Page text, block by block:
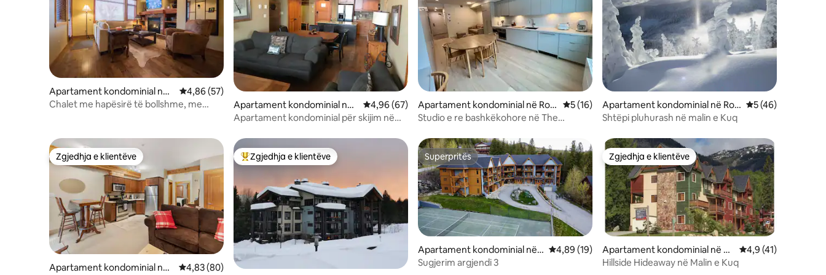
Apartament kondominial në
Rossland
Vlerësimi mesatar 4,86 nga 5, 57 vlerësime
4,86 (57)
Chalet me hapësirë të bollshme, me
Apartament kondominial në
Rossland
Vlerësimi mesatar 4,96 nga 5, 67 vlerësime
4,96 (67)
Apartament kondominial për skijim në
Apartament kondominial në Ros
sland
Vlerësimi mesatar 5 nga 5, 16 vlerësime
5 (16)
Studio e re bashkëkohore në The
Apartament kondominial në Ros
sland
Vlerësimi mesatar
5 (46)
Shtëpi pluhurash në malin e Kuq
Zgjedhja e klientëve
Zgjedhja e klientëve
Apartament kondominial në
Vlerësimi mesatar 4,83 nga 5, 80 vlerësime
4,83 (80)
Më të mirat e zgjedhjeve të klientëve
Zgjedhja e klientëve Superpritës
Superpritës
Apartament kondominial në
Rossland
Vlerësimi mesatar 4,89 nga 5, 19 vlerësime
4,89 (19)
Sugjerim argjendi 3
Zgjedhja e klientëve
Zgjedhja e klientëve
Apartament kondominial në Ro
ssland
Vlerësimi mesatar
4,9 (41)
Hillside Hideaway në Malin e Kuq